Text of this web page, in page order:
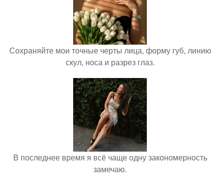
Сохраняйте мои точные черты лица, форму губ, линию
скул, носа и разрез глаз.
В последнее время я всё чаще одну закономерность
замечаю.